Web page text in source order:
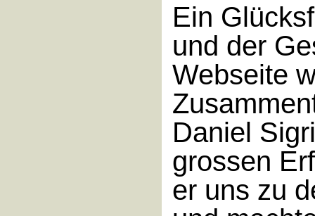
Ein
und der
Webseite
Daniel
grossen
er uns zu